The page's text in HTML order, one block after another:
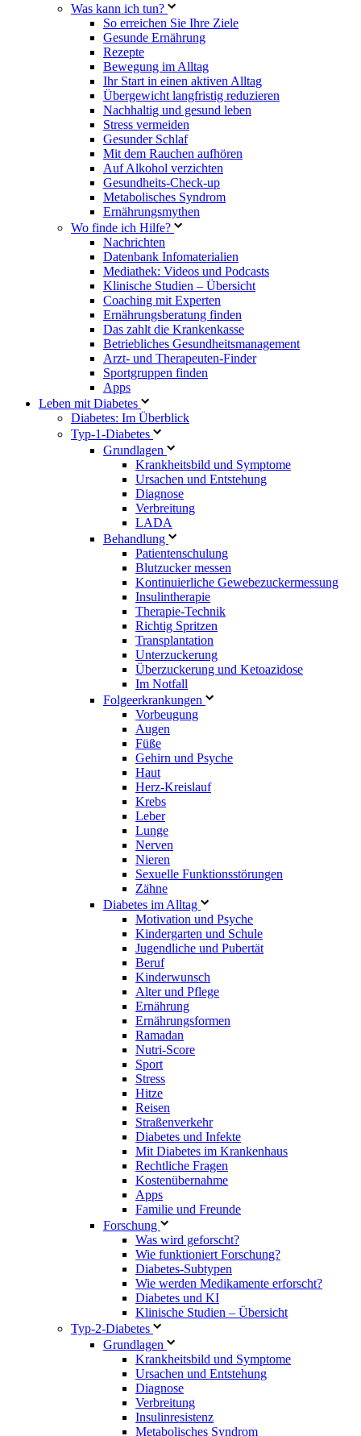
Was kann ich tun?
So erreichen Sie Ihre Ziele
Gesunde Ernährung
Rezepte
Bewegung im Alltag
Ihr Start in einen aktiven Alltag
Übergewicht langfristig reduzieren
Nachhaltig und gesund leben
Stress vermeiden
Gesunder Schlaf
Mit dem Rauchen aufhören
Auf Alkohol verzichten
Gesundheits-Check-up
Metabolisches Syndrom
Ernährungsmythen
Wo finde ich Hilfe?
Nachrichten
Datenbank Infomaterialien
Mediathek: Videos und Podcasts
Klinische Studien – Übersicht
Coaching mit Experten
Ernährungsberatung finden
Das zahlt die Krankenkasse
Betriebliches Gesundheitsmanagement
Arzt- und Therapeuten-Finder
Sportgruppen finden
Apps
Leben mit Diabetes
Diabetes: Im Überblick
Typ-1-Diabetes
Grundlagen
Krankheitsbild und Symptome
Ursachen und Entstehung
Diagnose
Verbreitung
LADA
Behandlung
Patientenschulung
Blutzucker messen
Kontinuierliche Gewebezuckermessung
Insulintherapie
Therapie-Technik
Richtig Spritzen
Transplantation
Unterzuckerung
Überzuckerung und Ketoazidose
Im Notfall
Folgeerkrankungen
Vorbeugung
Augen
Füße
Gehirn und Psyche
Haut
Herz-Kreislauf
Krebs
Leber
Lunge
Nerven
Nieren
Sexuelle Funktionsstörungen
Zähne
Diabetes im Alltag
Motivation und Psyche
Kindergarten und Schule
Jugendliche und Pubertät
Beruf
Kinderwunsch
Alter und Pflege
Ernährung
Ernährungsformen
Ramadan
Nutri-Score
Sport
Stress
Hitze
Reisen
Straßenverkehr
Diabetes und Infekte
Mit Diabetes im Krankenhaus
Rechtliche Fragen
Kostenübernahme
Apps
Familie und Freunde
Forschung
Was wird geforscht?
Wie funktioniert Forschung?
Diabetes-Subtypen
Wie werden Medikamente erforscht?
Diabetes und KI
Klinische Studien – Übersicht
Typ-2-Diabetes
Grundlagen
Krankheitsbild und Symptome
Ursachen und Entstehung
Diagnose
Verbreitung
Insulinresistenz
Metabolisches Syndrom